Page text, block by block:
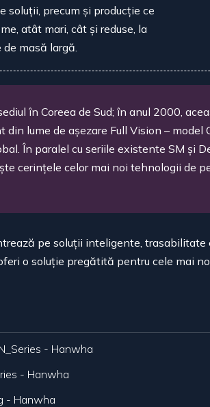
soluții, precum și producție ce
atât mari, cât și reduse, la
de masă largă.
în Coreea de Sud; în anul 2000,
din lume de așezare Full Vision – model
În paralel cu seriile existente SM și
ște cerințele celor mai noi tehnologii de
pe soluții inteligente, trasabilitate
o soluție pregătită pentru cele mai
- Hanwha
- Hanwha
- Hanwha